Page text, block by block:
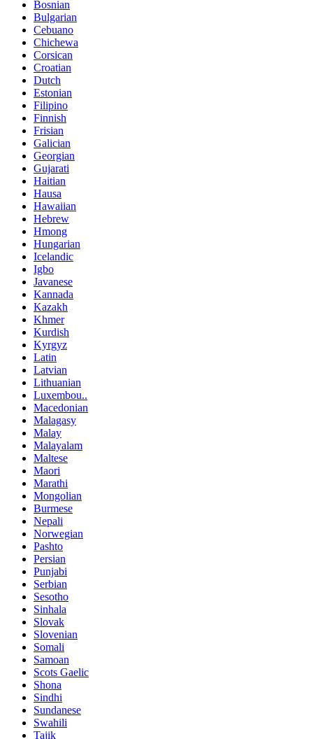
Bosnian
Bulgarian
Cebuano
Chichewa
Corsican
Croatian
Dutch
Estonian
Filipino
Finnish
Frisian
Galician
Georgian
Gujarati
Haitian
Hausa
Hawaiian
Hebrew
Hmong
Hungarian
Icelandic
Igbo
Javanese
Kannada
Kazakh
Khmer
Kurdish
Kyrgyz
Latin
Latvian
Lithuanian
Luxembou..
Macedonian
Malagasy
Malay
Malayalam
Maltese
Maori
Marathi
Mongolian
Burmese
Nepali
Norwegian
Pashto
Persian
Punjabi
Serbian
Sesotho
Sinhala
Slovak
Slovenian
Somali
Samoan
Scots Gaelic
Shona
Sindhi
Sundanese
Swahili
Tajik